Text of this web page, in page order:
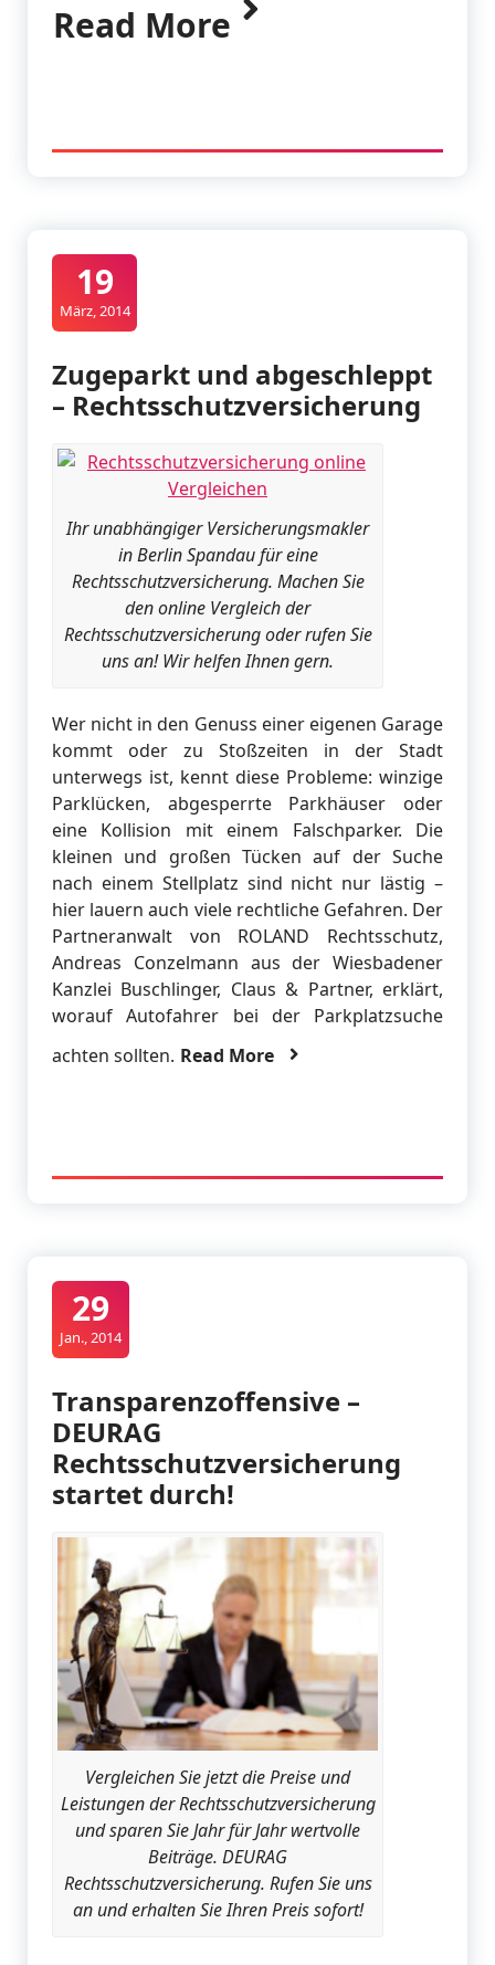
Read More
19
März, 2014
Zugeparkt und abgeschleppt
– Rechtsschutzversicherung
Ihr unabhängiger Versicherungsmakler
in Berlin Spandau für eine
Rechtsschutzversicherung. Machen Sie
den online Vergleich der
Rechtsschutzversicherung oder rufen Sie
uns an! Wir helfen Ihnen gern.
Wer nicht in den Genuss einer eigenen Garage
kommt oder zu Stoßzeiten in der Stadt
unterwegs ist, kennt diese Probleme: winzige
Parklücken, abgesperrte Parkhäuser oder
eine Kollision mit einem Falschparker. Die
kleinen und großen Tücken auf der Suche
nach einem Stellplatz sind nicht nur lästig –
hier lauern auch viele rechtliche Gefahren. Der
Partneranwalt von ROLAND Rechtsschutz,
Andreas Conzelmann aus der Wiesbadener
Kanzlei Buschlinger, Claus & Partner, erklärt,
worauf Autofahrer bei der Parkplatzsuche
achten sollten. Read More
29
Jan., 2014
Transparenzoffensive –
DEURAG
Rechtsschutzversicherung
startet durch!
Vergleichen Sie jetzt die Preise und
Leistungen der Rechtsschutzversicherung
und sparen Sie Jahr für Jahr wertvolle
Beiträge. DEURAG
Rechtsschutzversicherung. Rufen Sie uns
an und erhalten Sie Ihren Preis sofort!